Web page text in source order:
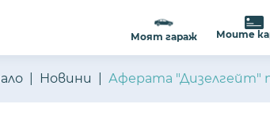
персонализиране на съдържанието и
Моят гараж Моите
Новини Аферата "Дизелгейт"